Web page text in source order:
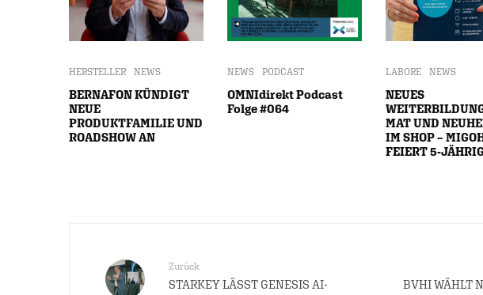
HERSTELLER NEWS
BERNAFON KÜNDIGT
NEUE
PRODUKTFAMILIE UND
ROADSHOW AN
NEWS PODCAST
OMNIdirekt Podcast
Folge #064
LABORE NEWS
NEUES
MAT UND
IM SHOP –
FEIERT 5-
Zurück
STARKEY LÄSST GENESIS AI-
BVHI WÄHLT